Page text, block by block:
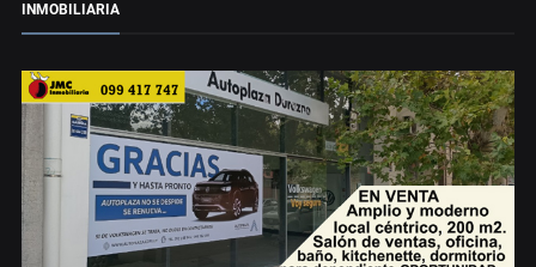
INMOBILIARIA